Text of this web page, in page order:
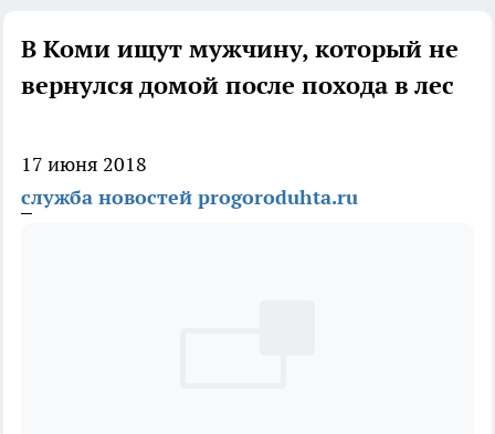
В Коми ищут мужчину, который не
вернулся домой после похода в лес
17 июня 2018
служба новостей progoroduhta.ru